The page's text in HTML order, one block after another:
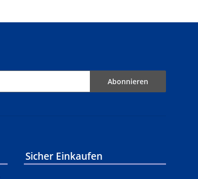
Abonnieren
Sicher Einkaufen